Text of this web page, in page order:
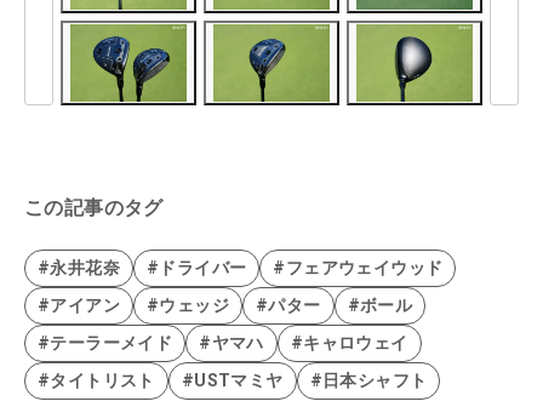
この記事のタグ
#永井花奈 #ドライバー
#フェアウェイウッド
#アイアン
#ウェッジ #パター
#ボール
#テーラーメイド
#ヤマハ
#キャロウェイ
#タイトリスト
#USTマミヤ #日本シャフト